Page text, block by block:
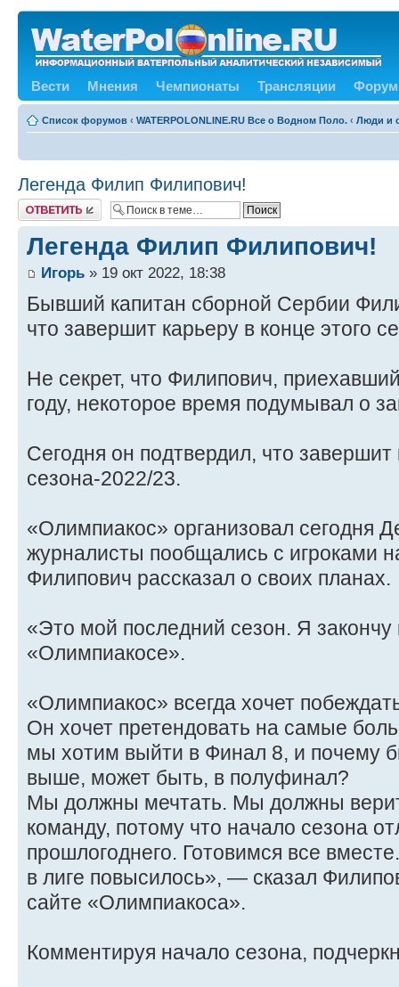
Вести Мнения Чемпионаты Трансляции Форум
Список форумов ‹ WATERPOLONLINE.RU Все о Водном Поло. ‹ Люди и
Легенда Филип Филипович!
Ответить
Легенда Филип Филипович!
Игорь » 19 окт 2022, 18:38
Бывший капитан сборной Сербии
что завершит карьеру в конце этого
Не секрет, что Филипович,
году, некоторое время подумывал о
Сегодня он подтвердил, что завершит
сезона-2022/23.
«Олимпиакос» организовал сегодня
журналисты пообщались с игроками
Филипович рассказал о своих планах.
«Это мой последний сезон. Я закончу
«Олимпиакосе».
«Олимпиакос» всегда хочет
Он хочет претендовать на самые
мы хотим выйти в Финал 8, и почему
выше, может быть, в полуфинал?
Мы должны мечтать. Мы должны
команду, потому что начало сезона
прошлогоднего. Готовимся все
в лиге повысилось», — сказал
сайте «Олимпиакоса».
Комментируя начало сезона,